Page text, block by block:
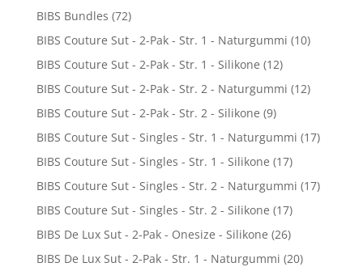
BIBS Bundles (72)
BIBS Couture Sut - 2-Pak - Str. 1 - Naturgummi (10)
BIBS Couture Sut - 2-Pak - Str. 1 - Silikone (12)
BIBS Couture Sut - 2-Pak - Str. 2 - Naturgummi (12)
BIBS Couture Sut - 2-Pak - Str. 2 - Silikone (9)
BIBS Couture Sut - Singles - Str. 1 - Naturgummi (17)
BIBS Couture Sut - Singles - Str. 1 - Silikone (17)
BIBS Couture Sut - Singles - Str. 2 - Naturgummi (17)
BIBS Couture Sut - Singles - Str. 2 - Silikone (17)
BIBS De Lux Sut - 2-Pak - Onesize - Silikone (26)
BIBS De Lux Sut - 2-Pak - Str. 1 - Naturgummi (20)